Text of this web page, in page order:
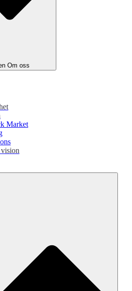
Om oss
Market